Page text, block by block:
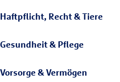
Haftpflicht, Recht & Tiere
Gesundheit & Pflege
Vorsorge & Vermögen